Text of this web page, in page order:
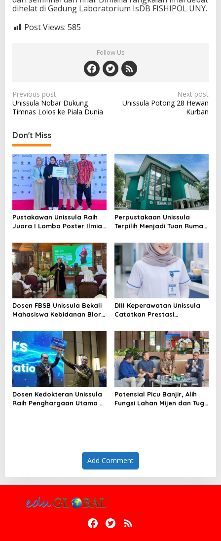
dihelat di Gedung Laboratorium IsDB FISHIPOL UNY.
Post Views: 585
Follow Us
Post
navigation
Previous post
Unissula Nobar Dukung
Timnas Lolos ke Piala Dunia
Next post
Unissula Potong 28 Hewan
Kurban
Don't Miss
Pustakawan Unissula Raih
Juara I Lomba Poster Ilmiah
Perpustakaan Unissula
Terpilih Menjadi Tuan Rumah
Dosen FBSB Unissula Bekali
Mahasiswa Kebidanan Blora
Public Speaking
DIII Keperawatan Unissula
Catatkan Prestasi
Mahasiswanya Lulus Uji
Kompetensi Nasional
Dosen Kedokteran Unissula
Raih Penghargaan Utama di
Potensial Picu Banjir, Alih
Fungsi Lahan Mijen dan Tugu
Add Comment